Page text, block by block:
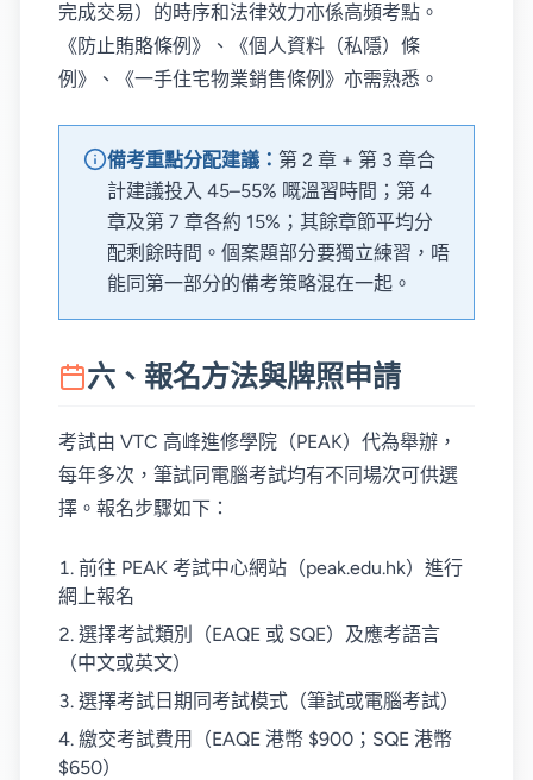
完成交易）的時序和法律效力亦係高頻考點。
《防止賄賂條例》、《個人資料（私隱）條
例》、《一手住宅物業銷售條例》亦需熟悉。
備考重點分配建議： 第 2 章 + 第 3 章合
計建議投入 45–55% 嘅溫習時間；第 4
章及第 7 章各約 15%；其餘章節平均分
配剩餘時間。個案題部分要獨立練習，唔
能同第一部分的備考策略混在一起。
六、報名方法與牌照申請
考試由 VTC 高峰進修學院（PEAK）代為舉辦，
每年多次，筆試同電腦考試均有不同場次可供選
擇。報名步驟如下：
前往 PEAK 考試中心網站（peak.edu.hk）進行
網上報名
選擇考試類別（EAQE 或 SQE）及應考語言
（中文或英文）
選擇考試日期同考試模式（筆試或電腦考試）
繳交考試費用（EAQE 港幣 $900；SQE 港幣
$650）